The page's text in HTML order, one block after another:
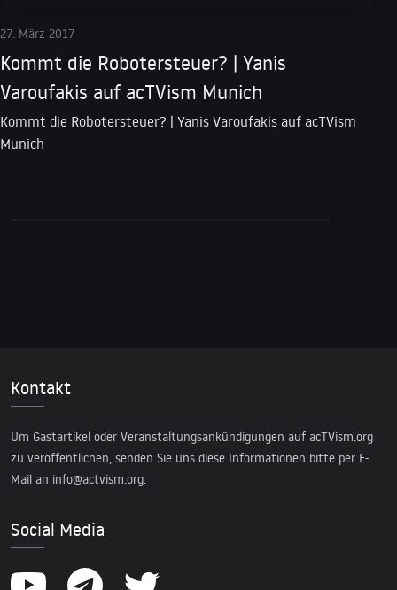
27. März 2017
Kommt die Robotersteuer? | Yanis
Varoufakis auf acTVism Munich
Kommt die Robotersteuer? | Yanis Varoufakis auf acTVism
Munich
Kontakt
Um Gastartikel oder Veranstaltungsankündigungen auf acTVism.org
zu veröffentlichen, senden Sie uns diese Informationen bitte per E-
Mail an info@actvism.org
Social Media